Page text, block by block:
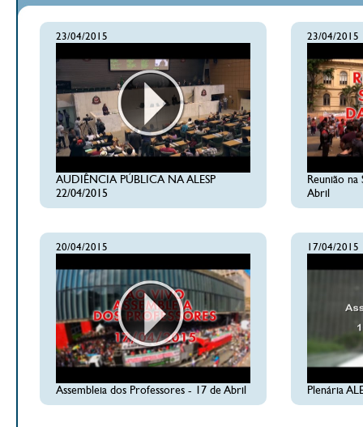
23/04/2015
AUDIÊNCIA PÚBLICA NA ALESP
22/04/2015
23/04/2015
Reunião na
Abril
20/04/2015
Assembleia dos Professores - 17 de Abril
17/04/2015
Plenária